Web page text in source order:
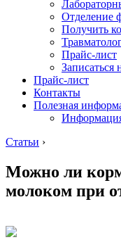
Отделение
Получить
Прайс-лист
Записаться
Прайс-лист
Контакты
Полезная
Статьи ›
Можно ли
молоком при